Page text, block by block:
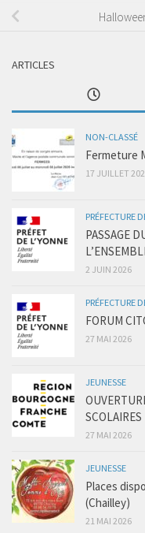
ARTICLES
NON-CLASSÉ
Fermeture
17 JUILLET
PRÉFECTURE
PASSAGE
2 JUIN 2026
PRÉFECTURE
FORUM
27 MAI 2026
JEUNESSE
SCOLAIRES
27 MAI 2026
JEUNESSE
Places
(Chailley)
21 MAI 2026